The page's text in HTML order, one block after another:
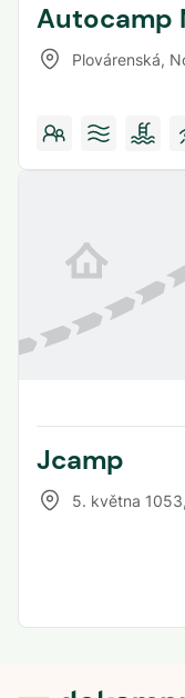
Autocamp
Plovárenská,
Jcamp
5. května 1053,